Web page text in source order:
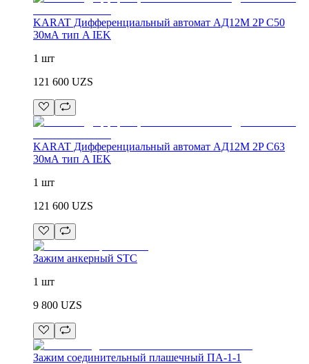
KARAT Дифференциальный автомат АД12M 2P C50
30мА тип A IEK
1 шт
121 600 UZS
KARAT Дифференциальный автомат АД12M 2P C63
30мА тип A IEK
1 шт
121 600 UZS
Зажим анкерный STC
1 шт
9 800 UZS
Зажим соединительный плашечный ПА-1-1